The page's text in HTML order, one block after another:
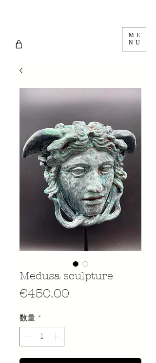
ME
NU
Medusa sculpture
€450.00
数量 *